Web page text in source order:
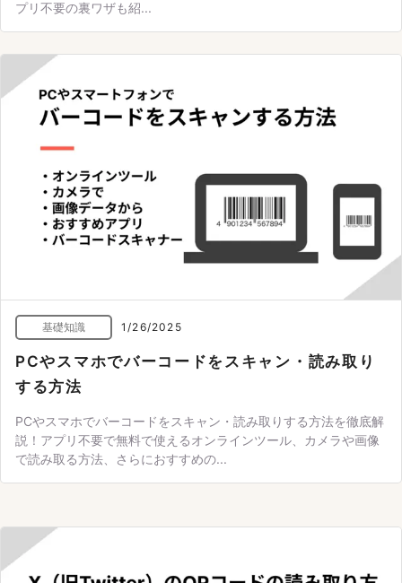
プリ不要の裏ワザも紹...
基礎知識 1/26/2025
PCやスマホでバーコードをスキャン・読み取り
する方法
PCやスマホでバーコードをスキャン・読み取りする方法を徹底解
説！アプリ不要で無料で使えるオンラインツール、カメラや画像
で読み取る方法、さらにおすすめの...